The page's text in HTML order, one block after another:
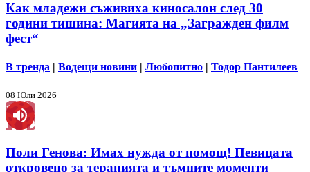
Как младежи съживиха киносалон след 30
години тишина: Магията на „Загражден филм
фест“
В тренда | Водещи новини | Любопитно | Тодор Пантилеев
08 Юли 2026
Поли Генова: Имах нужда от помощ! Певицата
откровено за терапията и тъмните моменти